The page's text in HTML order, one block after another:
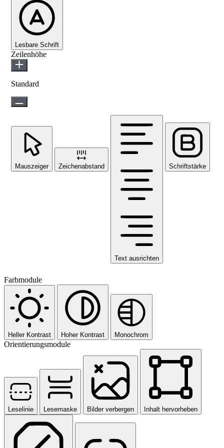
Lesbare Schrift
Zeilenhöhe
Standard
Mauszeiger Zeichenabstand
Text ausrichten
Schriftstärke
Farbmodule
Heller Kontrast Hoher Kontrast Monochrom
Orientierungsmodule
Leselinie Lesemaske Bilder verbergen Inhalt hervorheben